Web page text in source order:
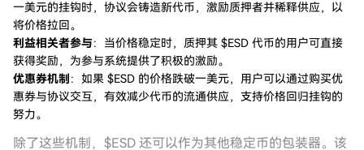
一美元的挂钩时，协议会铸造新代币，激励质押者并稀释供应，以
将价格拉回。
利益相关者参与：当价格稳定时，质押其 $ESD 代币的用户可直接
获得奖励，为参与系统提供了积极的激励。
优惠券机制 ：如果 $ESD 的价格跌破一美元，用户可以通过购买优
惠券与协议交互，有效减少代币的流通供应，支持价格回归挂钩的
努力。
除了这些机制，$ESD 还可以作为其他稳定币的包装器。该